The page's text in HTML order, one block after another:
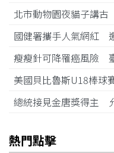
北市動物園夜貓子講古
國健署攜手人氣網紅
瘦瘦針可降罹癌風險
美國貝比魯斯U18棒
總統接見金唐獎得主
熱門點擊